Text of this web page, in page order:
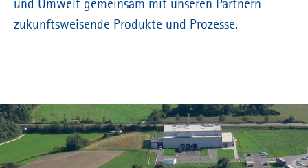
und Umwelt gemeinsam mit unseren Partnern
zukunftsweisende Produkte und Prozesse.